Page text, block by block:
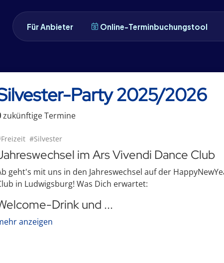
Für Anbieter Online-Terminbuchungstool
Party 2025/2026
zukünftigeTermine
#Silvester
im Ars Vivendi Dance Club
geht's mit uns in den Jahreswechsel auf der
in Ludwigsburg! Was Dich erwartet:
Drink und ...
anzeigen